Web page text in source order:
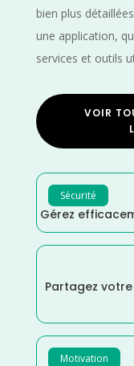
bien plus
une application,
services et outils
VOIR
Sécurité
Gérez
Partagez
Motivation